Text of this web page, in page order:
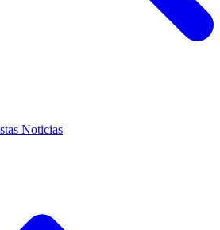
Noticias